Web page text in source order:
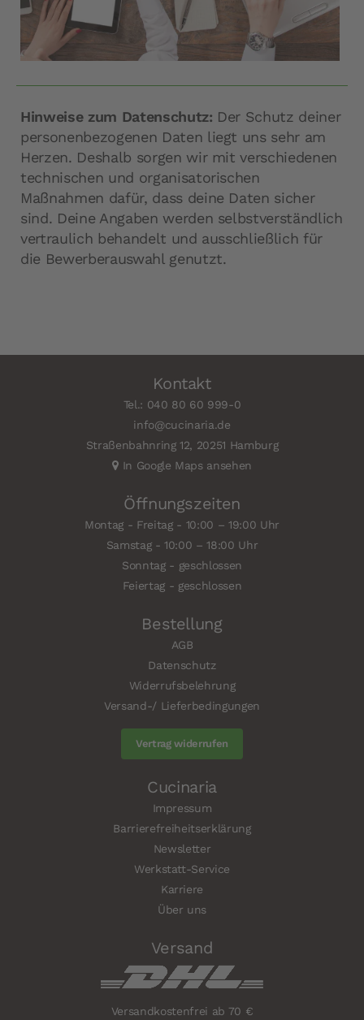
Hinweise zum Datenschutz: Der Schutz deiner
personenbezogenen Daten liegt uns sehr am
Herzen. Deshalb sorgen wir mit verschiedenen
technischen und organisatorischen
Maßnahmen dafür, dass deine Daten sicher
sind. Deine Angaben werden selbstverständlich
vertraulich behandelt und ausschließlich für
die Bewerberauswahl genutzt.
Kontakt
Tel.: 040 80 60 999-0
info@cucinaria.de
Straßenbahnring 12, 20251 Hamburg
In Google Maps ansehen
Öffnungszeiten
Montag - Freitag - 10:00 – 19:00 Uhr
Samstag - 10:00 – 18:00 Uhr
Sonntag - geschlossen
Feiertag - geschlossen
Bestellung
AGB
Datenschutz
Widerrufsbelehrung
Versand-/ Lieferbedingungen
Vertrag widerrufen
Cucinaria
Impressum
Barrierefreiheitserklärung
Newsletter
Werkstatt-Service
Karriere
Über uns
Versand
Versandkostenfrei ab 70 €